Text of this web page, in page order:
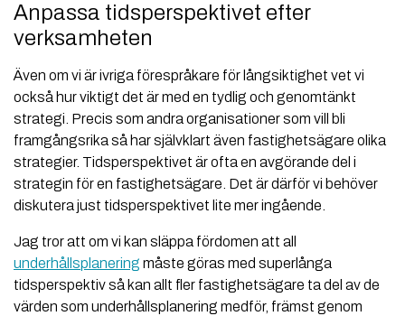
Anpassa tidsperspektivet efter
verksamheten
Även om vi är ivriga förespråkare för långsiktighet vet vi
också hur viktigt det är med en tydlig och genomtänkt
strategi. Precis som andra organisationer som vill bli
framgångsrika så har självklart även fastighetsägare olika
strategier. Tidsperspektivet är ofta en avgörande del i
strategin för en fastighetsägare. Det är därför vi behöver
diskutera just tidsperspektivet lite mer ingående.
Jag tror att om vi kan släppa fördomen att all
underhållsplanering måste göras med superlånga
tidsperspektiv så kan allt fler fastighetsägare ta del av de
värden som underhållsplanering medför, främst genom